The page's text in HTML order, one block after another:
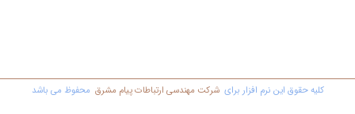
کليه حقوق اين نرم افزار برای شرکت مهندسي ارتباطات پیام مشرق محفوظ مي باشد